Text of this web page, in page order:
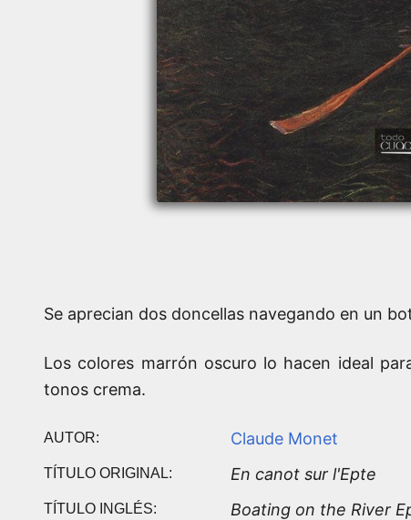
Se aprecian dos doncellas navegando en un
Los colores marrón oscuro lo hacen ideal
tonos crema.
AUTOR: Claude Monet
TÍTULO ORIGINAL: En canot sur l'Epte
TÍTULO INGLÉS: Boating on the River